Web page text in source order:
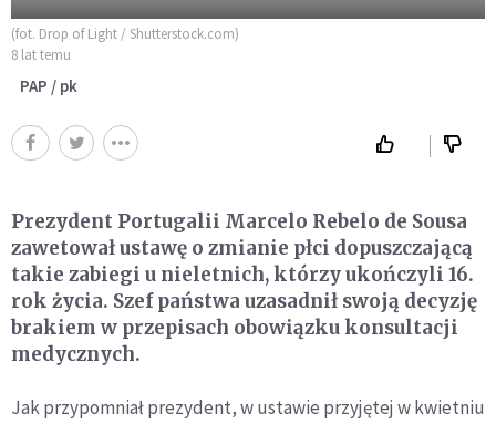
(fot. Drop of Light / Shutterstock.com)
8 lat temu
PAP / pk
Prezydent Portugalii Marcelo Rebelo de Sousa
zawetował ustawę o zmianie płci dopuszczającą
takie zabiegi u nieletnich, którzy ukończyli 16.
rok życia. Szef państwa uzasadnił swoją decyzję
brakiem w przepisach obowiązku konsultacji
medycznych.
Jak przypomniał prezydent, w ustawie przyjętej w kwietniu